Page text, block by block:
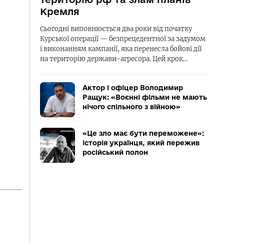
Кремля
Сьогодні виповнюється два роки від початку
Курської операції — безпрецедентної за задумом
і виконанням кампанії, яка перенесла бойові дії
на територію держави-агресора. Цей крок…
Актор і офіцер Володимир
Ращук: «Воєнні фільми не мають
нічого спільного з війною»
«Це зло має бути переможене»:
історія українця, який пережив
російський полон